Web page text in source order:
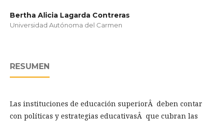
Bertha Alicia Lagarda Contreras
Universidad Autónoma del Carmen
RESUMEN
Las instituciones de educación superiorÂ deben contar
con políticas y estrategias educativasÂ que cubran las